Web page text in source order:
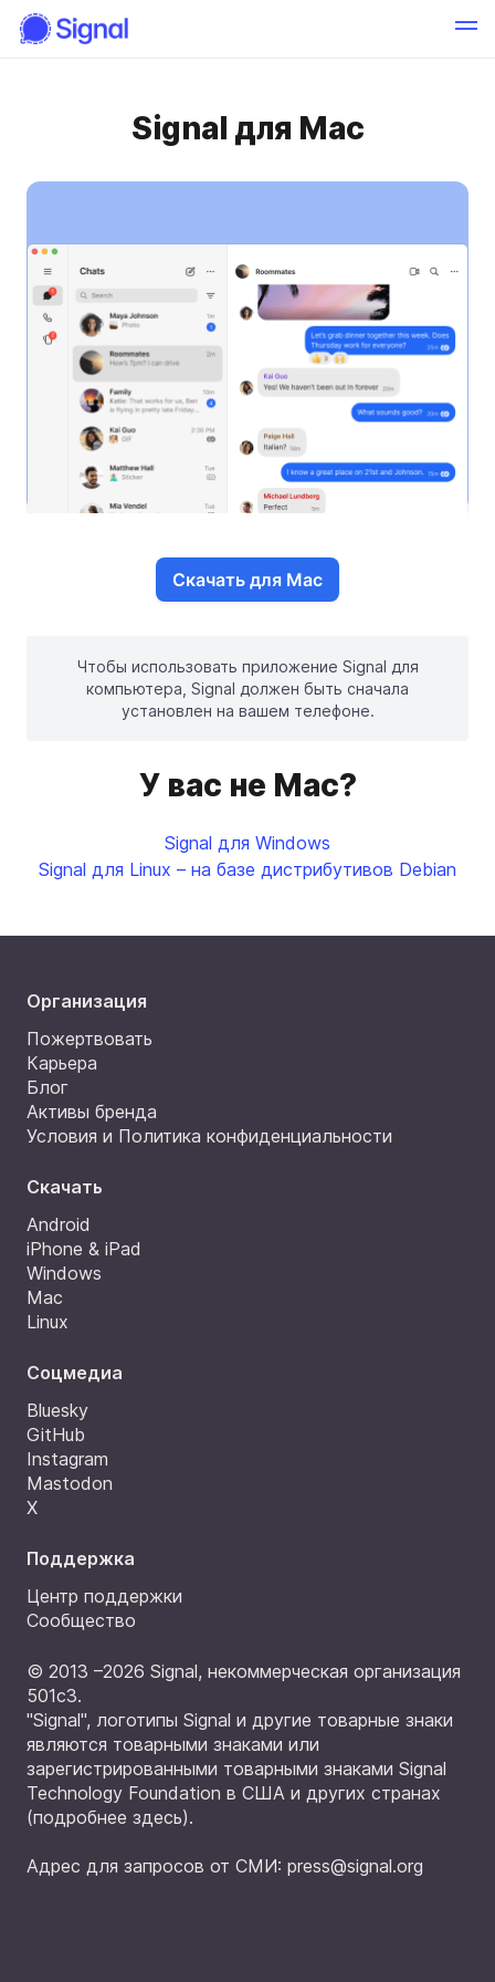
Signal для Mac
Скачать для Mac
Чтобы использовать приложение Signal для
компьютера, Signal должен быть сначала
установлен на вашем телефоне.
У вас не Mac?
Signal для Windows
Signal для Linux – на базе дистрибутивов Debian
Организация
Пожертвовать
Карьера
Блог
Активы бренда
Условия и Политика конфиденциальности
Скачать
Android
iPhone & iPad
Windows
Mac
Linux
Соцмедиа
Bluesky
GitHub
Instagram
Mastodon
X
Поддержка
Центр поддержки
Сообщество
© 2013 –2026 Signal, некоммерческая организация
501c3.
"Signal", логотипы Signal и другие товарные знаки
являются товарными знаками или
зарегистрированными товарными знаками Signal
Technology Foundation в США и других странах
(подробнее здесь).
Адрес для запросов от СМИ: press@signal.org